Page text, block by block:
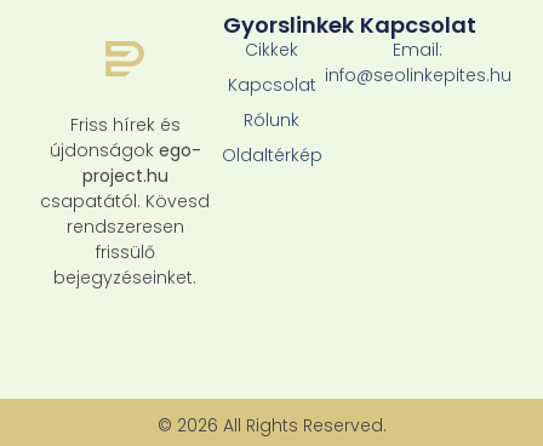
Friss hírek és
újdonságok ego-
project.hu
csapatától. Kövesd
rendszeresen
frissülő
bejegyzéseinket.
Gyorslinkek
Cikkek
Kapcsolat
Rólunk
Oldaltérkép
Kapcsolat
Email:
info@seolinkepites.hu
© 2026 All Rights Reserved.